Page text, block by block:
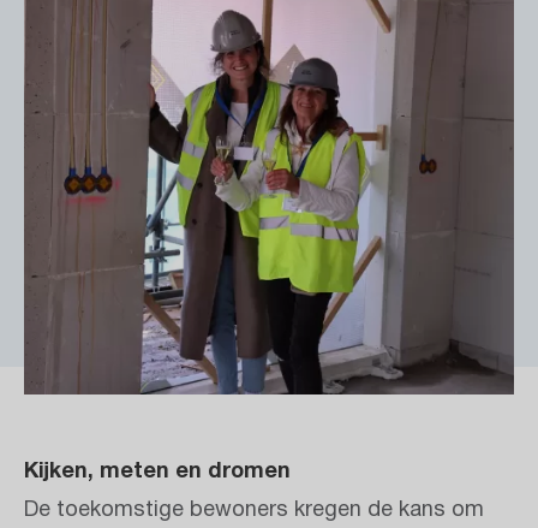
Kijken, meten en dromen
De toekomstige bewoners kregen de kans om